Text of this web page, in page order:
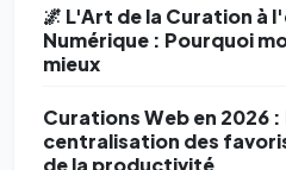
🌌 L'Art de la Curation à
Numérique : Pourquoi
mieux
Curations Web en 2026
centralisation des
de la productivité